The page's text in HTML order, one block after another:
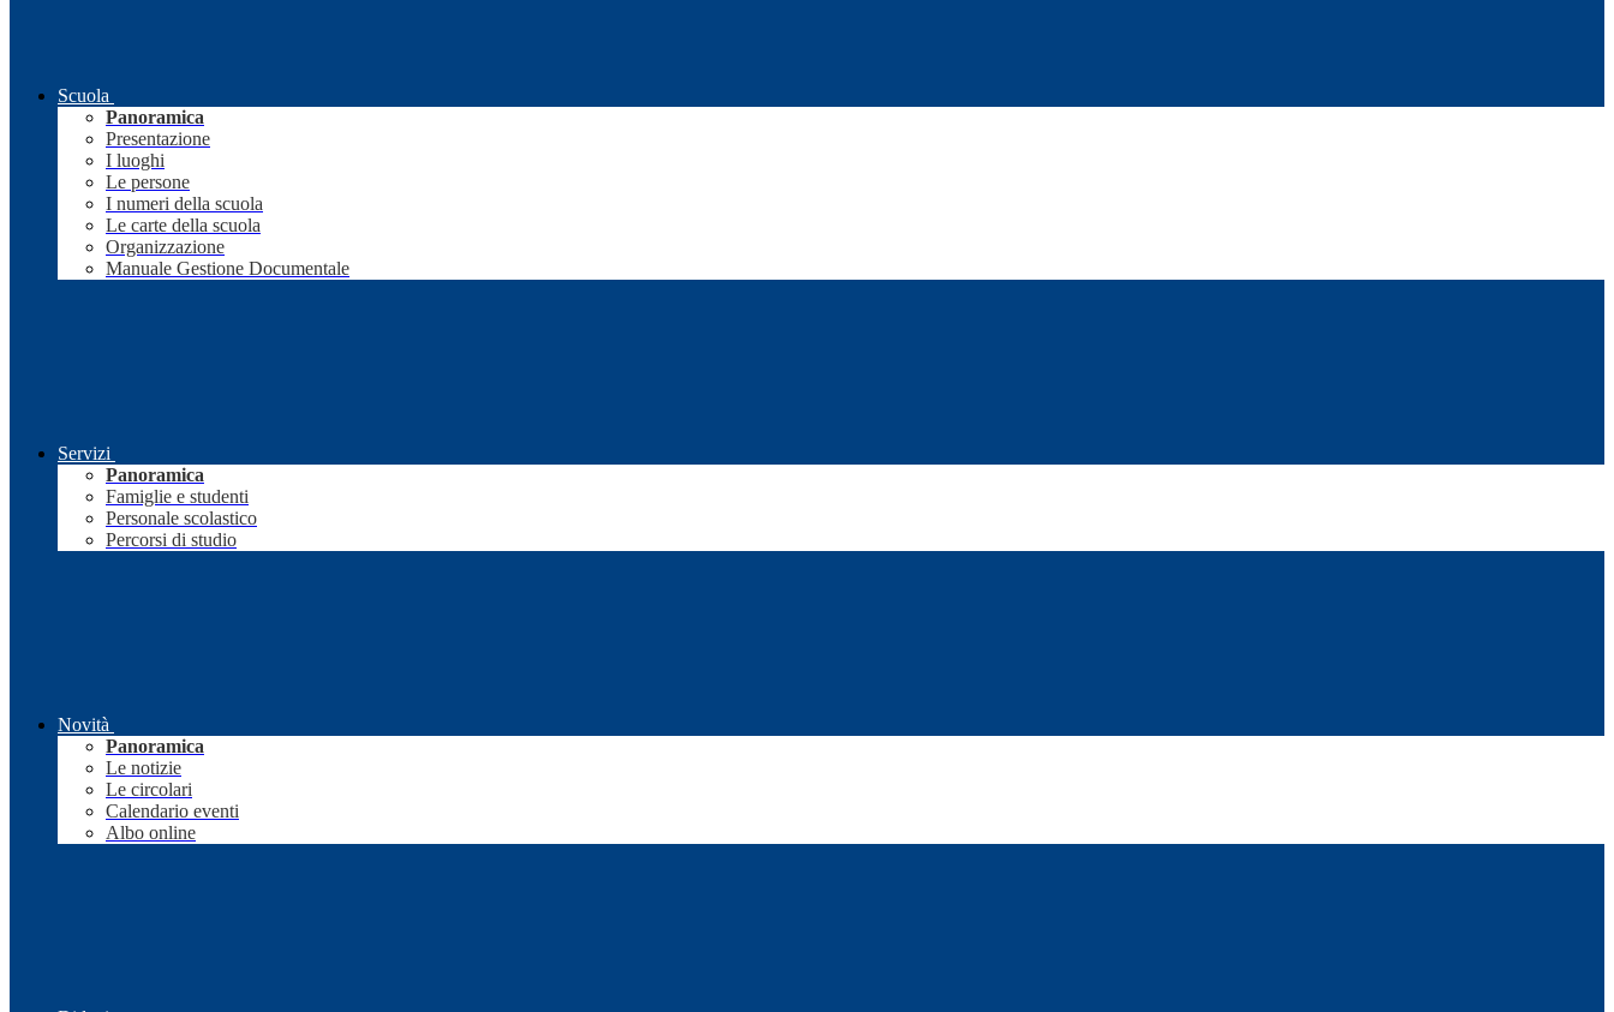
Scuola
Panoramica
Presentazione
I luoghi
Le persone
I numeri della scuola
Le carte della scuola
Organizzazione
Manuale Gestione Documentale
Servizi
Panoramica
Famiglie e studenti
Personale scolastico
Percorsi di studio
Novità
Panoramica
Le notizie
Le circolari
Calendario eventi
Albo online